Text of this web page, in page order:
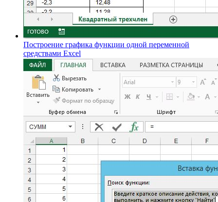
Построение графика функции одной переменной
средствами Excel